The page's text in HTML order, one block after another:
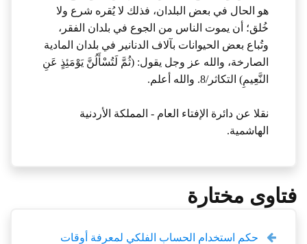
هو الحال في بعض البلدان، فذلك لا يُقره شرع ولا
خُلق؛ أن يموت الناس من الجوع في بلدان الفقر،
وتُباع بعض الحيوانات بآلاف الدنانير في بلدان المادية
الصارخة، والله عز وجل يقول: (ثُمَّ لَتُسْأَلُنَّ يَوْمَئِذٍ عَنِ
النَّعِيمِ) التكاثر/8. والله أعلم.
نقلا عن دائرة الإفتاء العام - المملكة الأردنية
الهاشمية.
فتاوى مختارة
حكم استخدام الحساب الفلكي لمعرفة أوقات